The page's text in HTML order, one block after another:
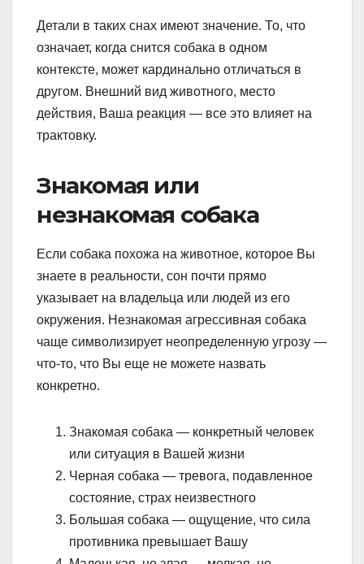
Детали в таких снах имеют значение. То, что
означает, когда снится собака в одном
контексте, может кардинально отличаться в
другом. Внешний вид животного, место
действия, Ваша реакция — все это влияет на
трактовку.
Знакомая или
незнакомая собака
Если собака похожа на животное, которое Вы
знаете в реальности, сон почти прямо
указывает на владельца или людей из его
окружения. Незнакомая агрессивная собака
чаще символизирует неопределенную угрозу —
что-то, что Вы еще не можете назвать
конкретно.
Знакомая собака — конкретный человек
или ситуация в Вашей жизни
Черная собака — тревога, подавленное
состояние, страх неизвестного
Большая собака — ощущение, что сила
противника превышает Вашу